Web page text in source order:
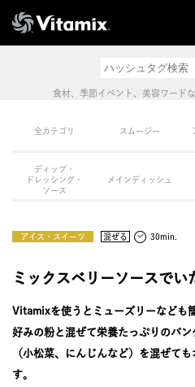
体験＆講座
8つの機能
オンラインス
よくある質
食材、季節イベント、美容ワード
全カテゴリ スムージー
ディップ・
ドレッシング・
ソース
メインディッシュ
アイス・スイーツ 混ぜる 30min.
ミックスベリーソースでい
Vitamixを使うとミューズリーなども
好みの粉と混ぜて栄養たっぷりのパ
（小松菜、にんじんなど）を混ぜて
す。